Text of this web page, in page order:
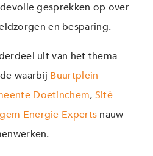
gesprekken op over
en besparing.
uit van het thema
waarbij Buurtplein
Doetinchem, Sité
Energie Experts nauw